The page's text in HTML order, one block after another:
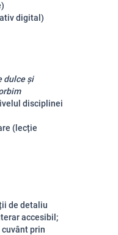
digital)
dulce și
disciplinei
(lecție
de detaliu
accesibil;
prin